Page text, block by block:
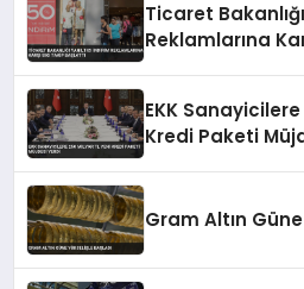
Ticaret
Reklamlarına
EKK
Kredi Paketi
Gram Altın